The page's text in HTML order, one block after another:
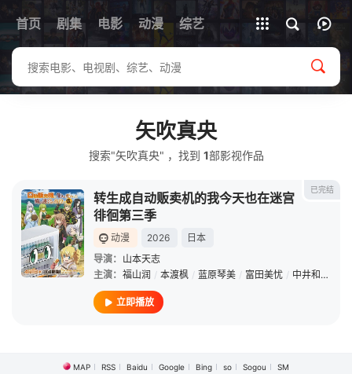
首页 剧集 电影 动漫 综艺
全部影片
矢吹真央
搜索"矢吹真央" ，找到 1部影视作品
已完结
转生成自动贩卖机的我今天也在迷宫
徘徊第三季
动漫 2026
日本
导演： 山本天志
主演： 福山润 / 本渡枫 / 蓝原琴美 / 富田美忧 / 中井和哉
立即播放
MAP RSS Baidu Google Bing so Sogou
SM